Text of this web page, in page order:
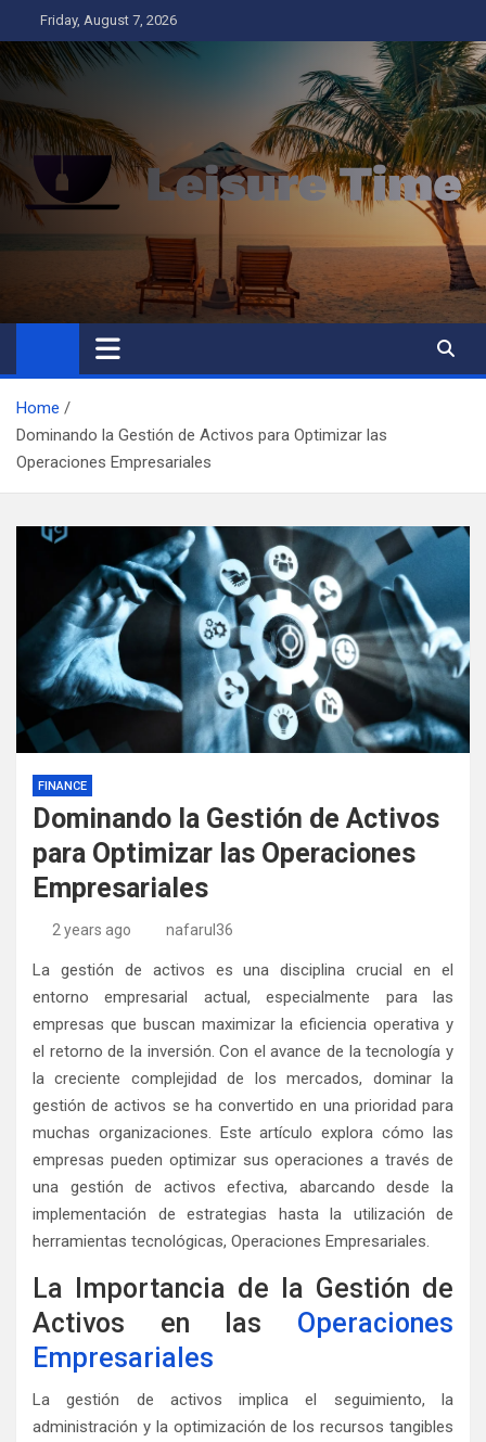
to
content
Friday, August 7, 2026
Leisure Time
Business
Home
Dominando la Gestión de Activos para Optimizar las
Operaciones Empresariales
FINANCE
Dominando la Gestión de Activos
para Optimizar las Operaciones
Empresariales
2 years ago nafarul36
La gestión de activos es una disciplina crucial en el
entorno empresarial actual, especialmente para las
empresas que buscan maximizar la eficiencia operativa y
el retorno de la inversión. Con el avance de la tecnología y
la creciente complejidad de los mercados, dominar la
gestión de activos se ha convertido en una prioridad para
muchas organizaciones. Este artículo explora cómo las
empresas pueden optimizar sus operaciones a través de
una gestión de activos efectiva, abarcando desde la
implementación de estrategias hasta la utilización de
herramientas tecnológicas, Operaciones Empresariales.
La Importancia de la Gestión de
Activos en las Operaciones
Empresariales
La gestión de activos implica el seguimiento, la
administración y la optimización de los recursos tangibles